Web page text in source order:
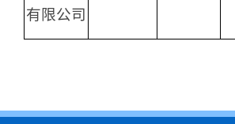
组织人事信息
有限公司